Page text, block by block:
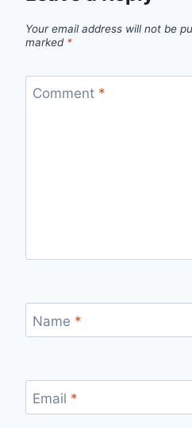
Your email address will not be
marked *
Comment *
Name *
Email *